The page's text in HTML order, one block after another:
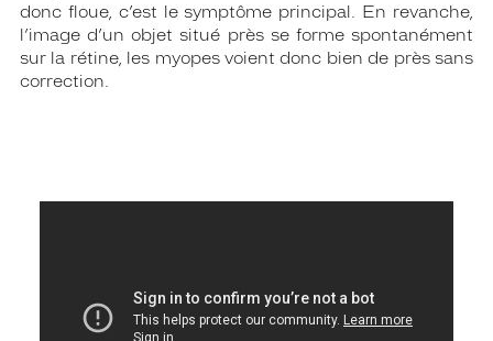
donc floue, c’est le symptôme principal. En revanche,
l’image d’un objet situé près se forme spontanément
sur la rétine, les myopes voient donc bien de près sans
correction.